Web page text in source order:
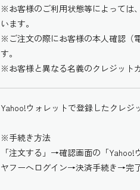
※お客様のご利用状態等によっては
います。
※ご注文の際にお客様の本人確認（
す。
※お客様と異なる名義のクレジット
Yahoo!ウォレットで登録したクレジ
※手続き方法
「注文する」→確認画面の「
ヤフーへログイン→決済手続き→完